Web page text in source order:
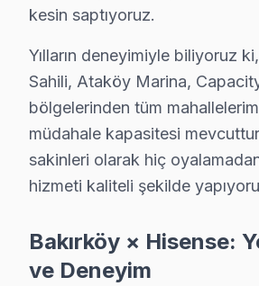
Zuhuratbaba mahallesinde,
Hisense Parça Temini ve
Bakırköy bölgesinde Hisense
Anakart tamiri ise model
Tamir işlemlerinin yerinde ya da
Bakırköy bölgesinde Fabrika
Üstelik, tamirlerimizde 6 ay
kesin saptıyoruz.
Yılların deneyimiyle biliyoruz
Sahili, Ataköy Marina,
bölgelerinden tüm
müdahale kapasitesi
sakinleri olarak hiç
hizmeti kaliteli şekilde
Bakırköy × Hisense:
ve Deneyim